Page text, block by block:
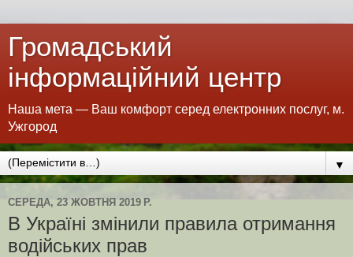
Громадський
інформаційний центр
Наша мета — Ваш комфорт серед електронних послуг, м.
Ужгород
▼
СЕРЕДА, 23 ЖОВТНЯ 2019 Р.
В Україні змінили правила отримання
водійських прав